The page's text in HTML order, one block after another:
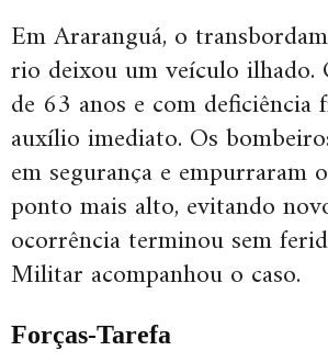
Em Araranguá, o
rio deixou um veículo ilhado.
de 63 anos e com deficiência
auxílio imediato. Os
em segurança e empurraram
ponto mais alto, evitando
ocorrência terminou sem
Militar acompanhou o caso.
Forças-Tarefa